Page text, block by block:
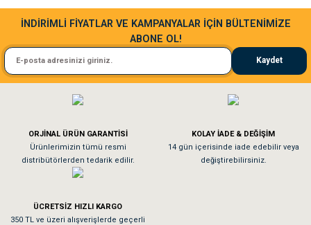
Gönder
Sa**** Ta******
Kedim taze mamaya bayıldı kargo fimrasın da bir sorun yaşadım ve arkadaşlar
El**** Ek******
Köpeğim bayıldı hediyeler için teşekkürler
As**** Tu******
Tavşanım kafesinin kalitesine ve paketlemesine bayıldım
Sa**** On******
İNDİRİMLİ FİYATLAR VE KAMPANYALAR İÇİN BÜLTENİMİZE
ABONE OL!
Kaydet
ORJİNAL ÜRÜN GARANTİSİ
Ürünlerimizin tümü resmi
distribütörlerden tedarik edilir.
KOLAY İADE & DEĞİŞİM
14 gün içerisinde iade edebilir veya
değiştirebilirsiniz.
ÜCRETSİZ HIZLI KARGO
350 TL ve üzeri alışverişlerde geçerli